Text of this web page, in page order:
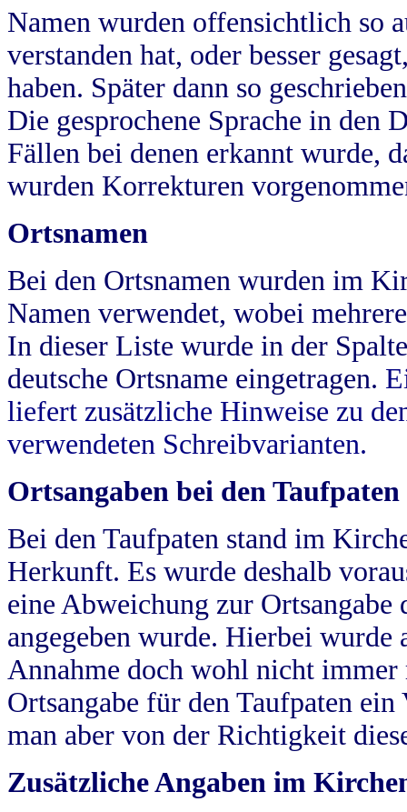
Namen wurden offensichtlich so
verstanden hat, oder besser
haben. Später dann so
Die gesprochene Sprache in
Fällen bei denen erkannt wurde,
wurden Korrekturen
Ortsnamen
Bei den Ortsnamen wurden im
Namen verwendet, wobei
In dieser Liste wurde in der
deutsche Ortsname eingetragen.
liefert zusätzliche Hinweise zu
verwendeten Schreibvarianten.
Ortsangaben bei den Taufpaten
Bei den Taufpaten stand im
Herkunft. Es wurde deshalb
eine Abweichung zur
angegeben wurde. Hierbei wurde
Annahme doch wohl nicht
Ortsangabe für den Taufpaten
man aber von der Richtigkeit
Zusätzliche Angaben im